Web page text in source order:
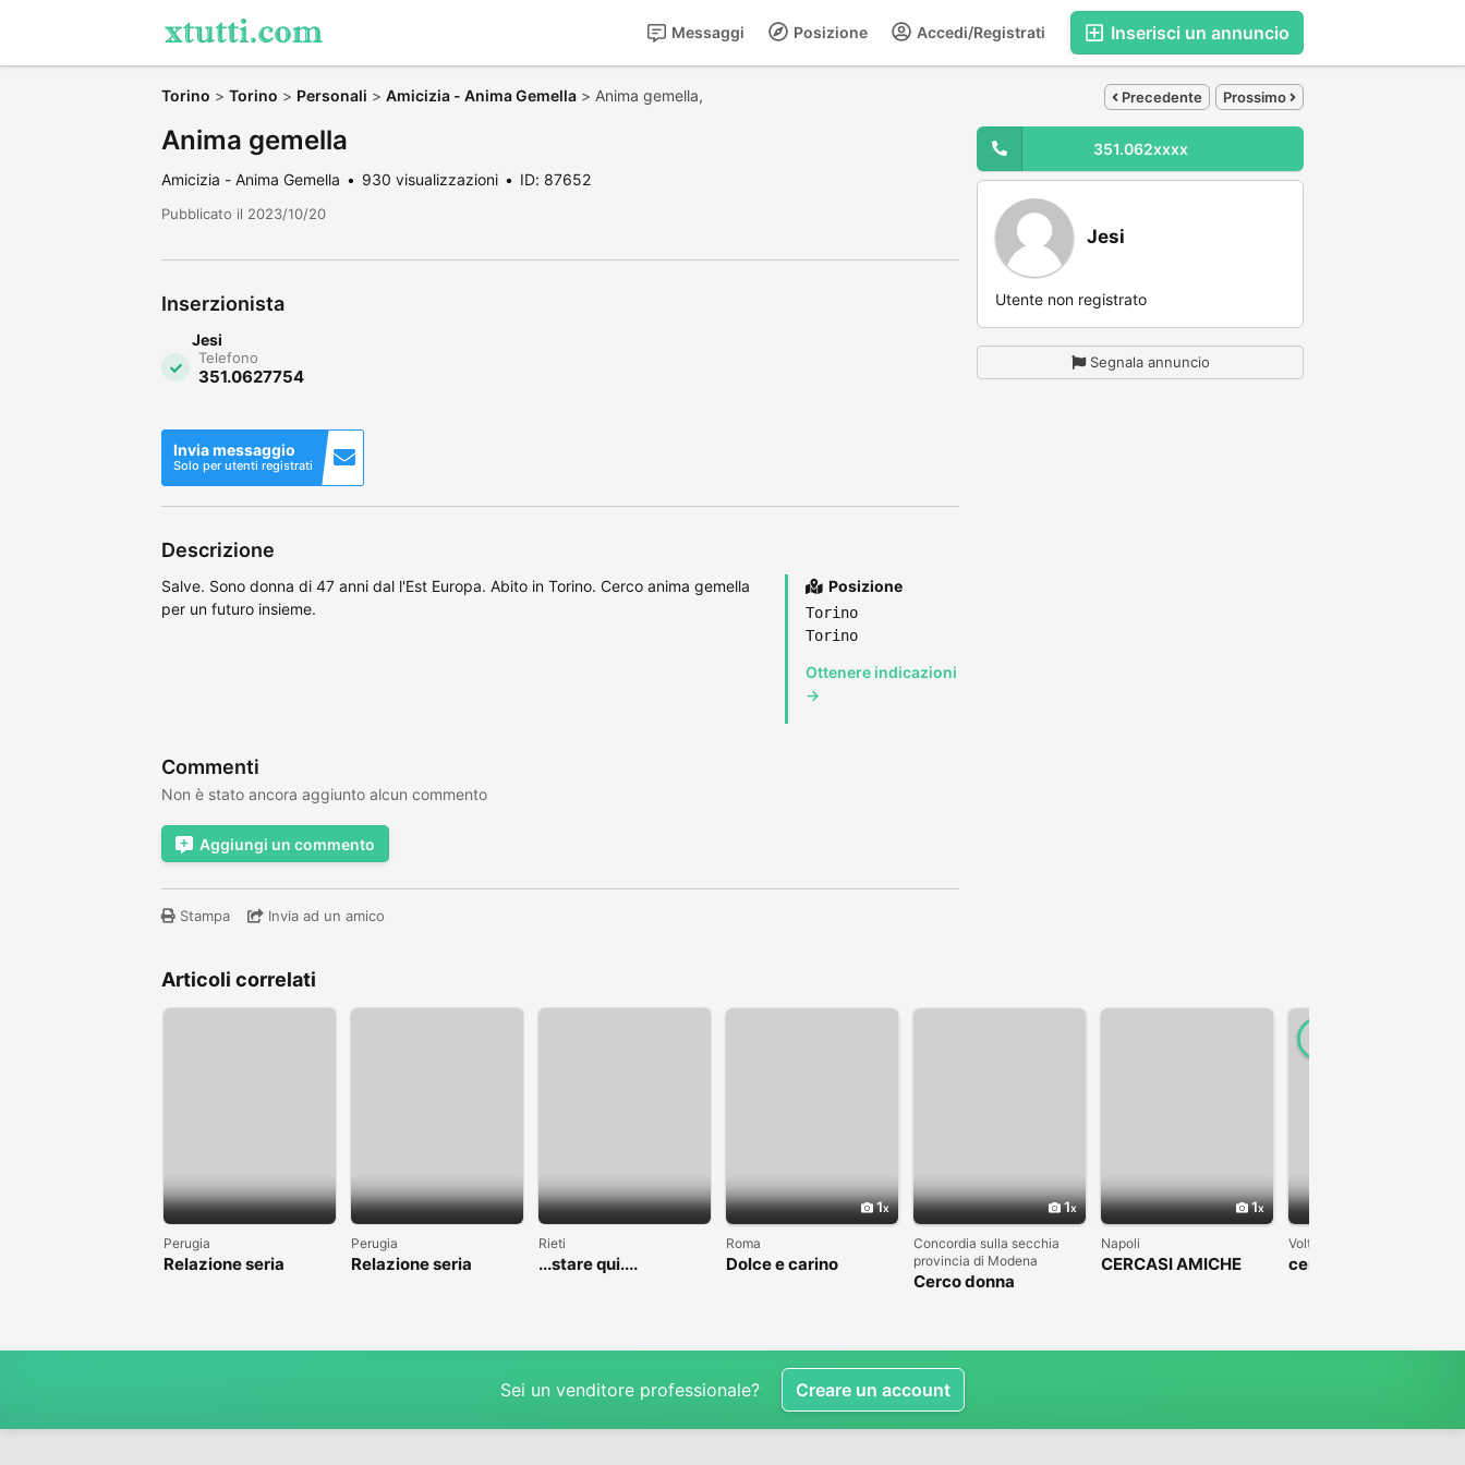
Inserisci un annuncio
Accedi/Registrati
Posizione
Messaggi
Torino > Torino > Personali > Amicizia - Anima Gemella > Anima gemella, Precedente Prossimo
Anima gemella
Amicizia - Anima Gemella 930 visualizzazioni ID: 87652
Pubblicato il 2023/10/20
Inserzionista
Jesi
Telefono
351.0627754
Invia messaggio
Solo per utenti registrati
Descrizione
Salve. Sono donna di 47 anni dal l'Est Europa. Abito in Torino. Cerco anima gemella
per un futuro insieme.
Posizione
Torino
Torino
Ottenere indicazioni
→
Commenti
Non è stato ancora aggiunto alcun commento
Aggiungi un commento
Stampa Invia ad un amico
351.062xxxx
Jesi
Utente non registrato
Segnala annuncio
Articoli correlati
Perugia
Relazione seria
Perugia
Relazione seria
Rieti
...stare qui....
1
Roma
Dolce e carino
1
Concordia sulla secchia
provincia di Modena
Cerco donna
1
Napoli
CERCASI AMICHE
Volterra
cerco donna per
mia
Sei un venditore professionale? Creare un account